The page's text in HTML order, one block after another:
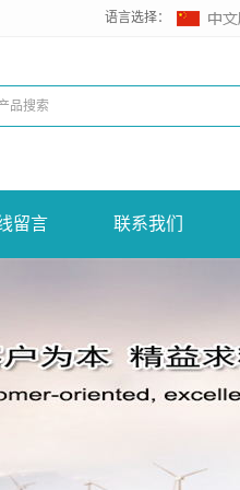
语言选择：
留言 联系我们